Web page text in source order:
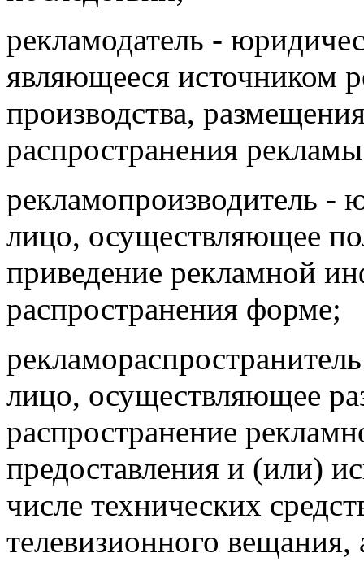
рекламодатель -
являющееся источником
производства,
распространения
рекламопроизводитель -
лицо, осуществляющее
приведение рекламной
распространения форме;
лицо, осуществляющее
распространение
предоставления и (или)
числе технических
телевизионного вещания,